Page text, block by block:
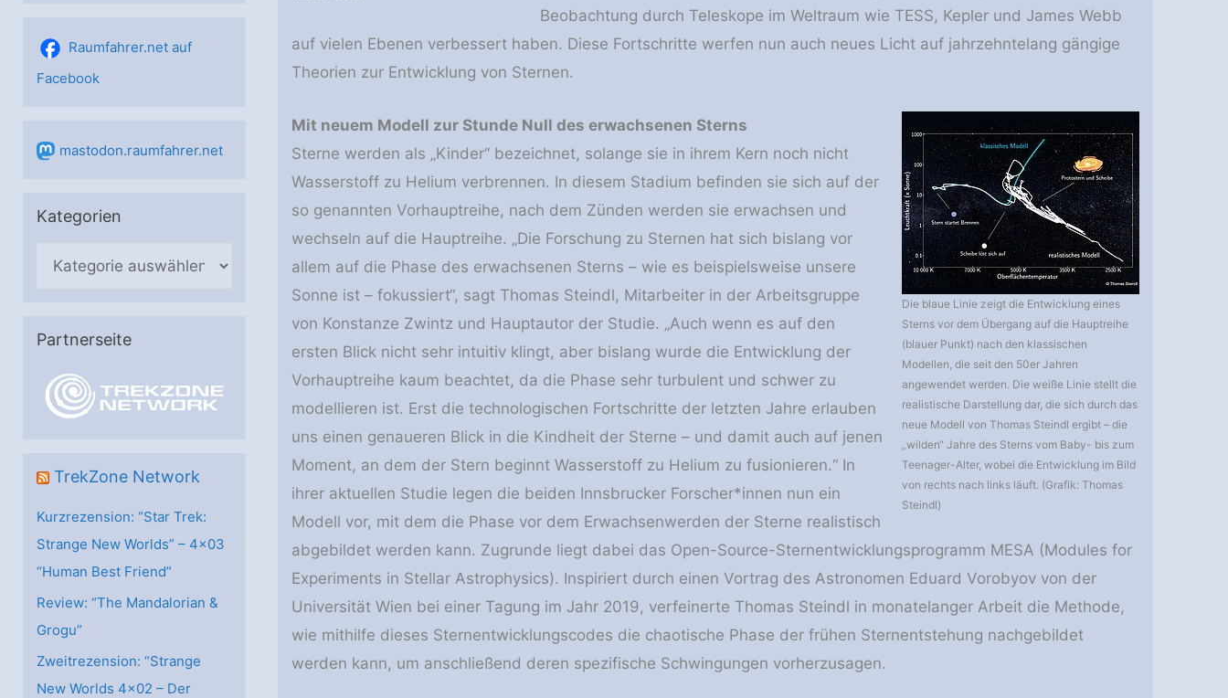
Raumfahrer.net auf
Facebook
mastodon.raumfahrer.net
Kategorien
e
e
Partnerseite
TrekZone Network
Kurzrezension: “Star Trek:
Strange New Worlds” – 4×03
“Human Best Friend”
Review: “The Mandalorian &
Grogu”
Zweitrezension: “Strange
New Worlds 4×02 – Der
Beobachtung durch Teleskope im Weltraum wie TESS, Kepler und James Webb
auf vielen Ebenen verbessert haben. Diese Fortschritte werfen nun auch neues Licht auf jahrzehntelang gängige
Theorien zur Entwicklung von Sternen.
Die blaue Linie zeigt die Entwicklung eines
Sterns vor dem Übergang auf die Hauptreihe
(blauer Punkt) nach den klassischen
Modellen, die seit den 50er Jahren
angewendet werden. Die weiße Linie stellt die
realistische Darstellung dar, die sich durch das
neue Modell von Thomas Steindl ergibt – die
„wilden“ Jahre des Sterns vom Baby- bis zum
Teenager-Alter, wobei die Entwicklung im Bild
von rechts nach links läuft. (Grafik: Thomas
Steindl)
Mit neuem Modell zur Stunde Null des erwachsenen Sterns
Sterne werden als „Kinder“ bezeichnet, solange sie in ihrem Kern noch nicht
Wasserstoff zu Helium verbrennen. In diesem Stadium befinden sie sich auf der
so genannten Vorhauptreihe, nach dem Zünden werden sie erwachsen und
wechseln auf die Hauptreihe. „Die Forschung zu Sternen hat sich bislang vor
allem auf die Phase des erwachsenen Sterns – wie es beispielsweise unsere
Sonne ist – fokussiert“, sagt Thomas Steindl, Mitarbeiter in der Arbeitsgruppe
von Konstanze Zwintz und Hauptautor der Studie. „Auch wenn es auf den
ersten Blick nicht sehr intuitiv klingt, aber bislang wurde die Entwicklung der
Vorhauptreihe kaum beachtet, da die Phase sehr turbulent und schwer zu
modellieren ist. Erst die technologischen Fortschritte der letzten Jahre erlauben
uns einen genaueren Blick in die Kindheit der Sterne – und damit auch auf jenen
Moment, an dem der Stern beginnt Wasserstoff zu Helium zu fusionieren.“ In
ihrer aktuellen Studie legen die beiden Innsbrucker Forscher*innen nun ein
Modell vor, mit dem die Phase vor dem Erwachsenwerden der Sterne realistisch
abgebildet werden kann. Zugrunde liegt dabei das Open-Source-Sternentwicklungsprogramm MESA (Modules for
Experiments in Stellar Astrophysics). Inspiriert durch einen Vortrag des Astronomen Eduard Vorobyov von der
Universität Wien bei einer Tagung im Jahr 2019, verfeinerte Thomas Steindl in monatelanger Arbeit die Methode,
wie mithilfe dieses Sternentwicklungscodes die chaotische Phase der frühen Sternentstehung nachgebildet
werden kann, um anschließend deren spezifische Schwingungen vorherzusagen.